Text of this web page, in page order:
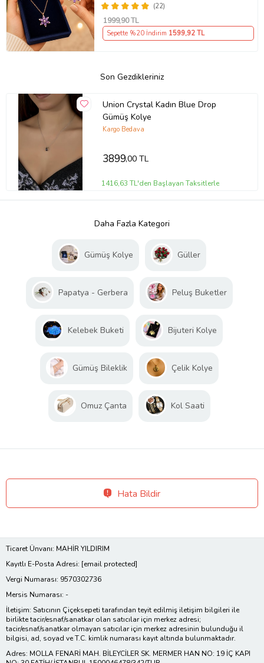
(22)
1999,90 TL
Sepette %20 İndirim 1599,92 TL
Son Gezdikleriniz
Union Crystal Kadın Blue Drop
Gümüş Kolye
Kargo Bedava
3899,00 TL
1416,63 TL'den Başlayan Taksitlerle
Daha Fazla Kategori
Gümüş Kolye Güller
Papatya - Gerbera Peluş Buketler
Kelebek Buketi Bijuteri Kolye
Gümüş Bileklik Çelik Kolye
Omuz Çanta Kol Saati
Hata Bildir
Ticaret Ünvanı: MAHİR YILDIRIM
Kayıtlı E-Posta Adresi: [email protected]
Vergi Numarası: 9570302736
Mersis Numarası: -
İletişim: Satıcının Çiçeksepeti tarafından teyit edilmiş iletişim bilgileri ile
birlikte tacir/esnaf/sanatkar olan satıcılar için merkez adresi;
tacir/esnaf/sanatkar olmayan satıcılar için merkez adresinin bulunduğu il
bilgisi, ad, soyad ve T.C. kimlik numarası kayıt altında bulunmaktadır.
Adres: MOLLA FENARİ MAH. BİLEYCİLER SK. MERMER HAN NO: 19 İÇ KAPI